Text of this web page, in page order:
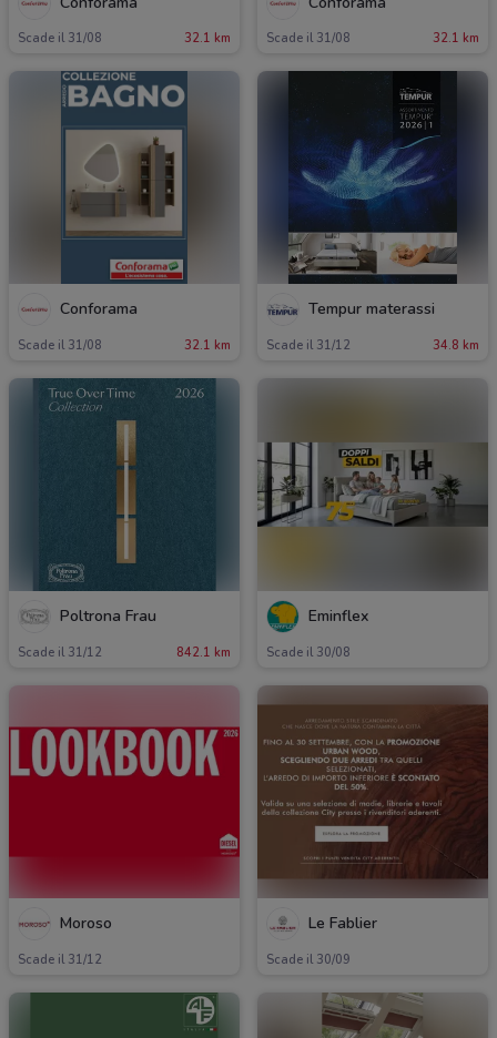
Scade il 31/08 32.1 km Scade il 31/08 32.1 km
Conforama
Scade il 31/08 32.1 km
Tempur materassi
Scade il 31/12 34.8 km
Poltrona Frau
Scade il 31/12 842.1 km
Eminflex
Scade il 30/08
Moroso
Scade il 31/12
Le Fablier
Scade il 30/09